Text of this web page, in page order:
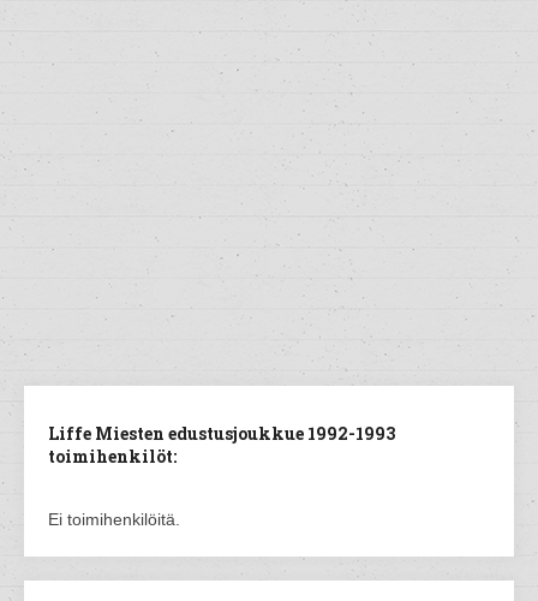
Liffe Miesten edustusjoukkue 1992-1993
toimihenkilöt:
Ei toimihenkilöitä.